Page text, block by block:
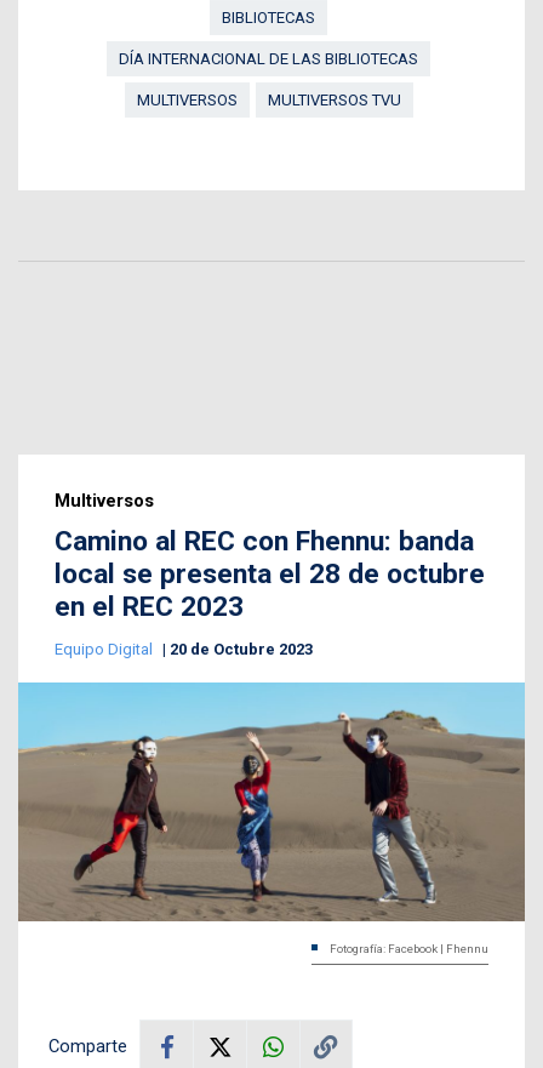
BIBLIOTECAS
DÍA INTERNACIONAL DE LAS BIBLIOTECAS
MULTIVERSOS MULTIVERSOS TVU
Multiversos
Camino al REC con Fhennu: banda
local se presenta el 28 de octubre
en el REC 2023
Equipo Digital 20 de Octubre 2023
Fotografía: Facebook | Fhennu
Comparte